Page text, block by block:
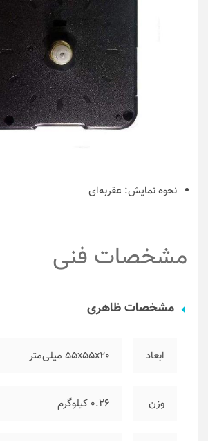
نحوه نمایش: عقربه‌ای
مشخصات فنی
مشخصات ظاهری
ابعاد ۵۵x55x20 میلی‌متر
وزن ۰.۲۶ کیلوگرم